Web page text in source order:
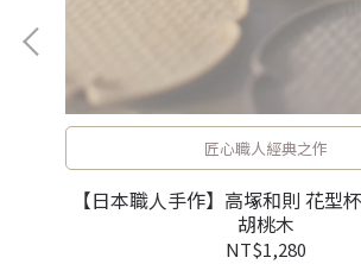
匠心職人經典之作
【日本職人手作】高塚和則 花型杯墊 ｜
胡桃木
NT$1,280